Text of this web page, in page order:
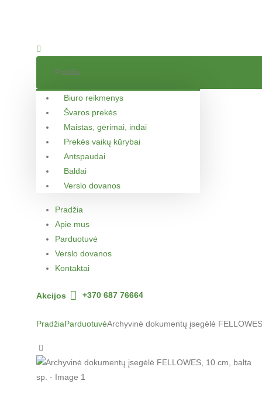
Pradžia
Biuro reikmenys
Švaros prekės
Maistas, gėrimai, indai
Prekės vaikų kūrybai
Antspaudai
Baldai
Verslo dovanos
Pradžia
Apie mus
Parduotuvė
Verslo dovanos
Kontaktai
Akcijos +370 687 76664
PradžiaParduotuvėArchyvinė dokumentų įsegėlė